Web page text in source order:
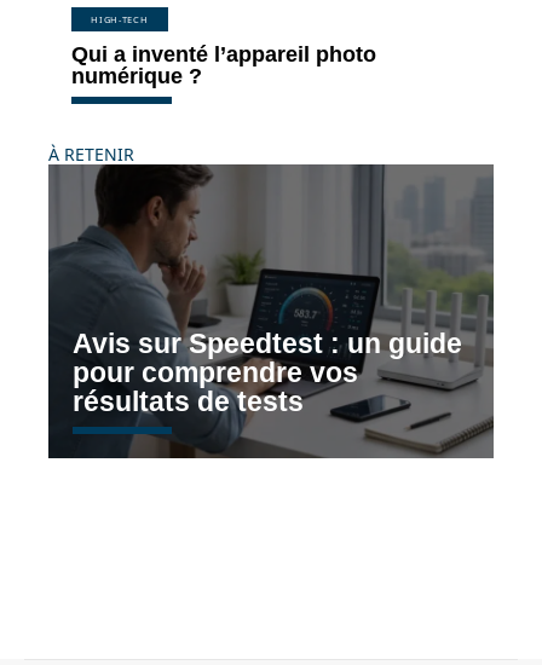
HIGH-TECH
Qui a inventé l’appareil photo
numérique ?
À RETENIR
Avis sur Speedtest : un guide
pour comprendre vos
résultats de tests